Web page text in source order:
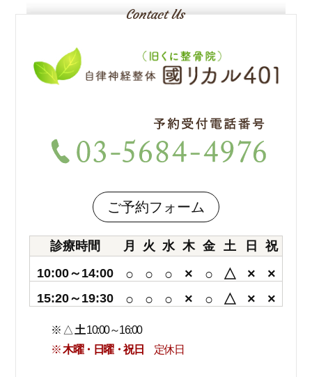
ご予約フォーム
診療時間 月 火 水 木 金 土 日
祝
10:00～14:00
○ ○ ○ × ○ △ × ×
15:20～19:30 ○ ○ ○ × ○ △ × ×
※ △ 土10:00～16:00
※木曜・日曜・祝日 定休日